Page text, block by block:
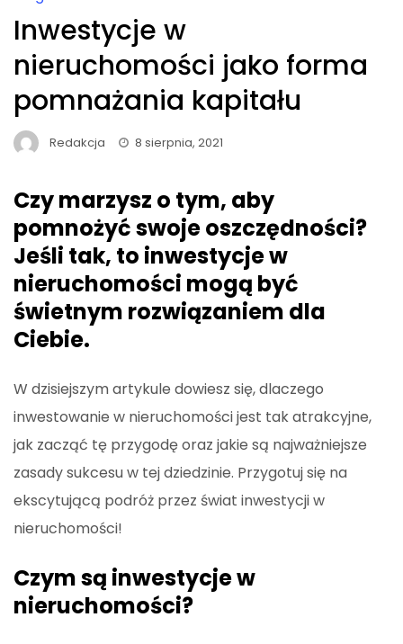
Inwestycje w
nieruchomości jako forma
pomnażania kapitału
Redakcja 8 sierpnia, 2021
Czy marzysz o tym, aby
pomnożyć swoje oszczędności?
Jeśli tak, to inwestycje w
nieruchomości mogą być
świetnym rozwiązaniem dla
Ciebie.
W dzisiejszym artykule dowiesz się, dlaczego
inwestowanie w nieruchomości jest tak atrakcyjne,
jak zacząć tę przygodę oraz jakie są najważniejsze
zasady sukcesu w tej dziedzinie. Przygotuj się na
ekscytującą podróż przez świat inwestycji w
nieruchomości!
Czym są inwestycje w
nieruchomości?